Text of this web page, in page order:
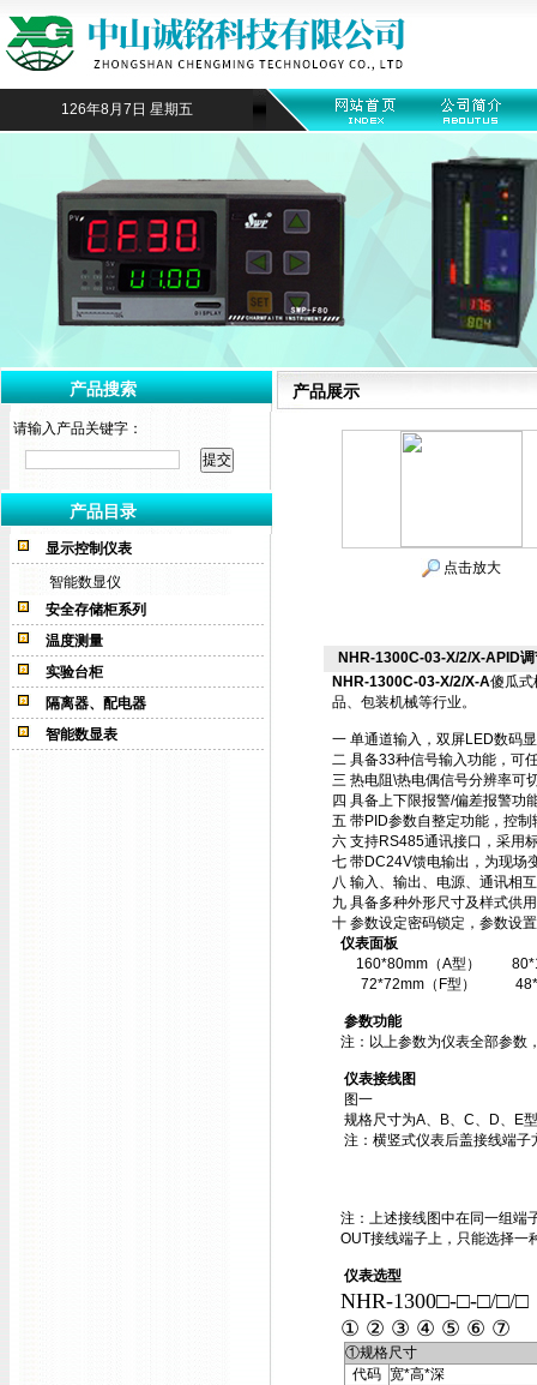
126年8月7日 星期五
产品搜索
请输入产品关键字：
产品目录
显示控制仪表
智能数显仪
安全存储柜系列
温度测量
实验台柜
隔离器、配电器
智能数显表
产品展示
点击放大
NHR-1300C-03-X/2/X-APID
NHR-1300C-03-X/2/X-A傻瓜式
品、包装机械等行业。
一 单通道输入，双屏LED数码
二 具备33种信号输入功能，可
三 热电阻\热电偶信号分辨率
四 具备上下限报警/偏差报警功
五 带PID参数自整定功能，控
六 支持RS485通讯接口，采用
七 带DC24V馈电输出，为现场
八 输入、输出、电源、通讯相
九 具备多种外形尺寸及样式供
十 参数设定密码锁定，参数设
仪表面板
160*80mm（A型）
72*72mm（F型）
参数功能
注：以上参数为仪表全部参数
仪表接线图
图一
规格尺寸为A、B、C、D、E
注：横竖式仪表后盖接线端
注：上述接线图中在同一组端
OUT接线端子上，只能选择一
仪表选型
NHR-1300□-□-□/□/□
① ② ③ ④ ⑤ ⑥ ⑦
①规格尺寸
代码 宽*高*深